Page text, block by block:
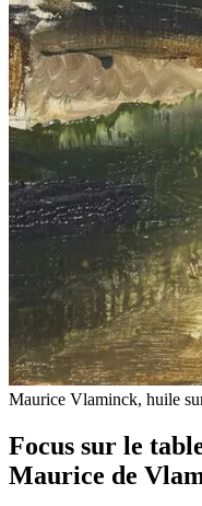
Maurice Vlaminck, huile
Focus sur le
Maurice de